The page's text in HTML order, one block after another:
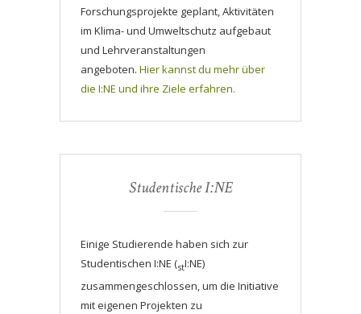
Forschungsprojekte geplant, Aktivitäten
im Klima- und Umweltschutz aufgebaut
und Lehrveranstaltungen
angeboten. Hier kannst du mehr über
die I:NE und ihre Ziele erfahren.
Studentische I:NE
Einige Studierende haben sich zur
Studentischen I:NE (stI:NE)
zusammengeschlossen, um die Initiative
mit eigenen Projekten zu